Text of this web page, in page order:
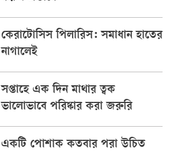
কেরাটোসিস পিলারিস: সমাধান হাতের
নাগালেই
সপ্তাহে এক দিন মাথার ত্বক
ভালোভাবে পরিষ্কার করা জরুরি
একটি পোশাক কতবার পরা উচিত